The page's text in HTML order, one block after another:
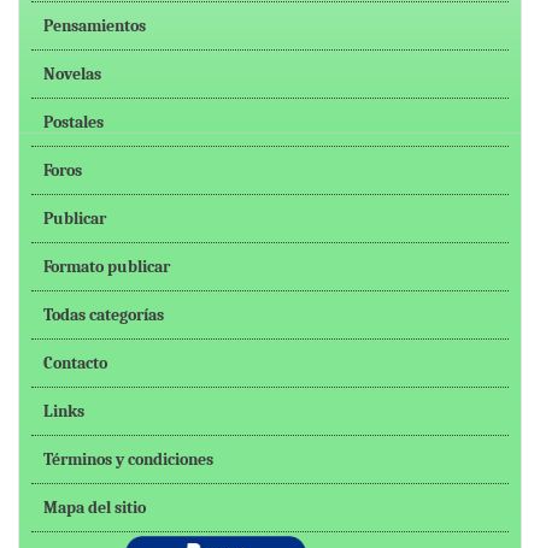
Pensamientos
Novelas
Postales
Foros
Publicar
Formato publicar
Todas categorías
Contacto
Links
Términos y condiciones
Mapa del sitio